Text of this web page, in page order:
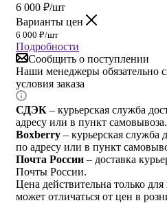
6 000 ₽/шт
Варианты цен
6 000 ₽/шт
Подробности
Сообщить о поступлении
Наши менеджеры обязательно
условия заказа
СДЭК – курьерская служба
адресу или в пункт самовывоза.
Boxberry – курьерская служба
по адресу или в пункт
Почта России – доставка
Почты России.
Цена действительна только
может отличаться от цен в